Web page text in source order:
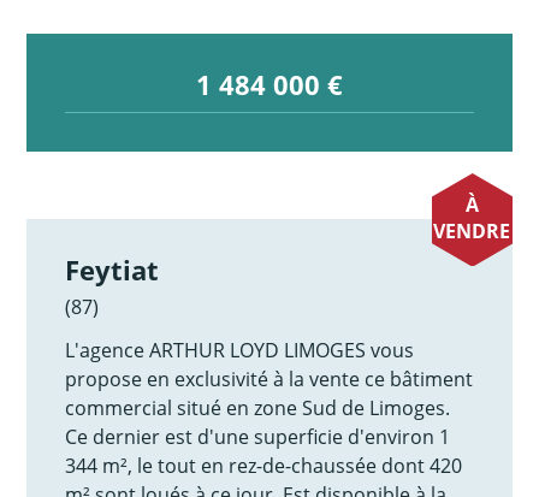
1 484 000 €
À
VENDRE
Feytiat
(87)
L'agence ARTHUR LOYD LIMOGES vous
propose en exclusivité à la vente ce bâtiment
commercial situé en zone Sud de Limoges.
Ce dernier est d'une superficie d'environ 1
344 m², le tout en rez-de-chaussée dont 420